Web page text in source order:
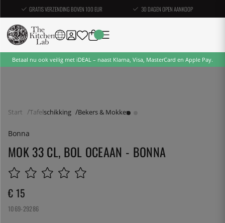
GRATIS VERZENDING BOVEN 100 EUR 30 DAGEN OPEN AANKOOP
Betaal nu ook veilig met iDEAL – naast Klarna, Visa, MasterCard en Apple Pay.
Start Tafelschikking Bekers & Mokken
Bonna
MOK 33 CL, BOL OCEAAN - BONNA
€ 15
1069-29286